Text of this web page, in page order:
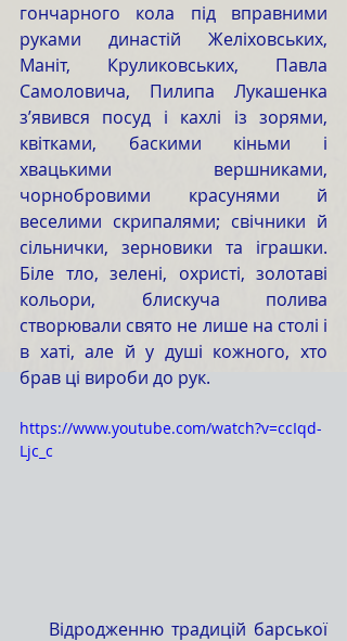
гончарного кола під вправними
руками династій Желіховських,
Маніт, Круликовських, Павла
Самоловича, Пилипа Лукашенка
з’явився посуд і кахлі із зорями,
квітками, баскими кіньми і
хвацькими вершниками,
чорнобровими красунями й
веселими скрипалями; свічники й
сільнички, зерновики та іграшки.
Біле тло, зелені, охристі, золотаві
кольори, блискуча полива
створювали свято не лише на столі і
в хаті, але й у душі кожного, хто
брав ці вироби до рук.
https://www.youtube.com/watch?v=ccIqd-
Ljc_c